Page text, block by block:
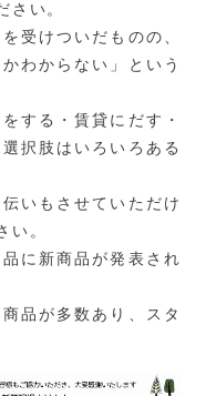
さい。
受けついだものの、
わからない」という
する・賃貸にだす・
択肢はいろいろある
いもさせていただけ
い。
に新商品が発表され
品が多数あり、スタ